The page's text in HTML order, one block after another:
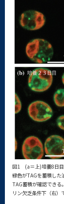
図1 (a＝上)培養8日目
緑色がTAGを蓄積した
TAG蓄積が確認できる。
リン欠乏条件下（右）